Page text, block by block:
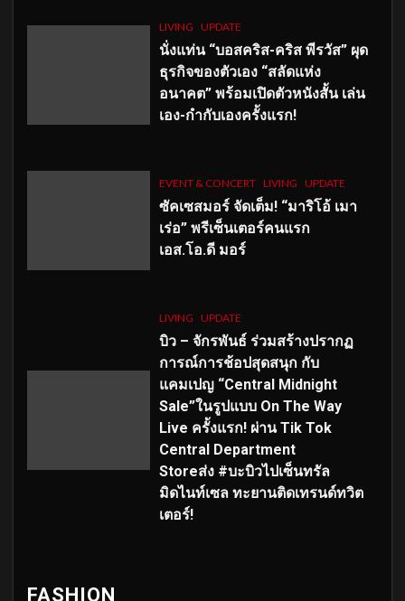
LIVING UPDATE
นั่งแท่น “บอสคริส-คริส พีรวัส” ผุด
ธุรกิจของตัวเอง “สลัดแห่ง
อนาคต” พร้อมเปิดตัวหนังสั้น เล่น
เอง-กำกับเองครั้งแรก!
EVENT & CONCERT LIVING UPDATE
ซัคเซสมอร์ จัดเต็ม! “มาริโอ้ เมา
เร่อ” พรีเซ็นเตอร์คนแรก
เอส.โอ.ดี มอร์
LIVING UPDATE
บิว – จักรพันธ์ ร่วมสร้างปรากฏ
การณ์การช้อปสุดสนุก กับ
แคมเปญ “Central Midnight
Sale”ในรูปแบบ On The Way
Live ครั้งแรก! ผ่าน Tik Tok
Central Department
Storeส่ง #บะบิวไปเซ็นทรัล
มิดไนท์เซล ทะยานติดเทรนด์ทวิต
เตอร์!
FASHION